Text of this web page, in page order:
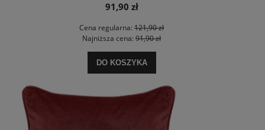
91,90 zł
Cena regularna: 121,90 zł
Najniższa cena: 91,90 zł
DO KOSZYKA